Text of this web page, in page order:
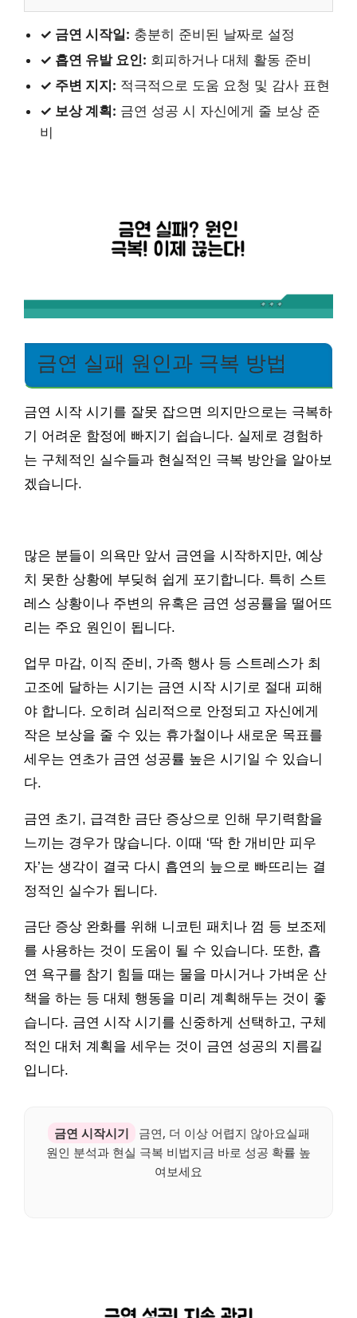
✓ 금연 시작일: 충분히 준비된 날짜로 설정
✓ 흡연 유발 요인: 회피하거나 대체 활동 준비
✓ 주변 지지: 적극적으로 도움 요청 및 감사 표현
✓ 보상 계획: 금연 성공 시 자신에게 줄 보상 준
비
금연 실패 원인과 극복 방법
금연 시작 시기를 잘못 잡으면 의지만으로는 극복하
기 어려운 함정에 빠지기 쉽습니다. 실제로 경험하
는 구체적인 실수들과 현실적인 극복 방안을 알아보
겠습니다.
많은 분들이 의욕만 앞서 금연을 시작하지만, 예상
치 못한 상황에 부딪혀 쉽게 포기합니다. 특히 스트
레스 상황이나 주변의 유혹은 금연 성공률을 떨어뜨
리는 주요 원인이 됩니다.
업무 마감, 이직 준비, 가족 행사 등 스트레스가 최
고조에 달하는 시기는 금연 시작 시기로 절대 피해
야 합니다. 오히려 심리적으로 안정되고 자신에게
작은 보상을 줄 수 있는 휴가철이나 새로운 목표를
세우는 연초가 금연 성공률 높은 시기일 수 있습니
다.
금연 초기, 급격한 금단 증상으로 인해 무기력함을
느끼는 경우가 많습니다. 이때 ‘딱 한 개비만 피우
자’는 생각이 결국 다시 흡연의 늪으로 빠뜨리는 결
정적인 실수가 됩니다.
금단 증상 완화를 위해 니코틴 패치나 껌 등 보조제
를 사용하는 것이 도움이 될 수 있습니다. 또한, 흡
연 욕구를 참기 힘들 때는 물을 마시거나 가벼운 산
책을 하는 등 대체 행동을 미리 계획해두는 것이 좋
습니다. 금연 시작 시기를 신중하게 선택하고, 구체
적인 대처 계획을 세우는 것이 금연 성공의 지름길
입니다.
금연 시작시기
금연, 더 이상 어렵지 않아요실패
원인 분석과 현실 극복 비법지금 바로 성공 확률 높
여보세요